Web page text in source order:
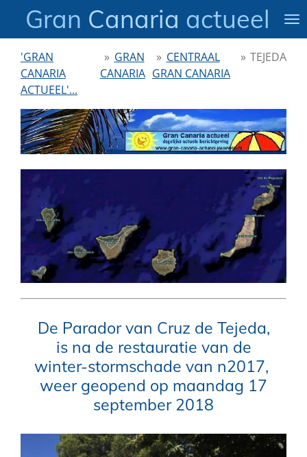
direct
hoofdinhoud
Gran Canaria actueel
'GRAN
CANARIA
ACTUEEL'...
» GRAN
CANARIA
» CENTRAAL
GRAN CANARIA
» TEJEDA
De Parador van Cruz de Tejeda,
is na de restauratie van de
winter-stormschade van n2017,
weer geopend op maandag 17
september 2018